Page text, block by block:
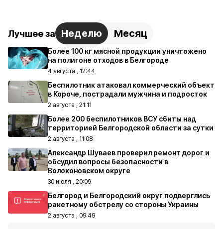
Лучшее за Неделю Месяц
Более 100 кг мясной продукции уничтожено
на полигоне отходов в Белгороде
4 августа , 12:44
Беспилотник атаковал коммерческий объект
в Короче, пострадали мужчина и подросток
2 августа , 21:11
Более 200 беспилотников ВСУ сбиты над
территорией Белгородской области за сутки
2 августа , 11:08
Александр Шуваев проверил ремонт дорог и
обсудил вопросы безопасности в
Волоконовском округе
30 июля , 20:09
Белгород и Белгородский округ подверглись
ракетному обстрелу со стороны Украины
2 августа , 09:49